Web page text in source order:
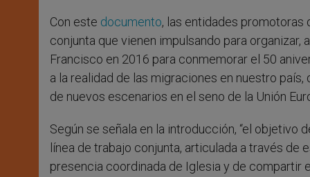
Con este documento, las entidades promotoras
conjunta que vienen impulsando para
Francisco en 2016 para conmemorar el 50
a la realidad de las migraciones en nuestro
de nuevos escenarios en el seno de la Unión
Según se señala en la introducción, “el
línea de trabajo conjunta, articulada a través
presencia coordinada de Iglesia y de compartir